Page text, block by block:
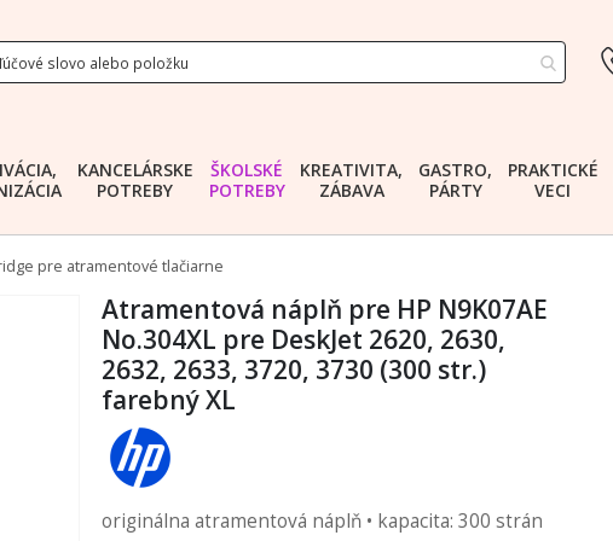
KANCELÁRSKE
POTREBY
ŠKOLSKÉ
POTREBY
KREATIVITA,
ZÁBAVA
GASTRO,
PÁRTY
PRAKTICKÉ
VECI
pre atramentové tlačiarne
Atramentová náplň pre HP N9K07AE
No.304XL pre DeskJet 2620, 2630,
2632, 2633, 3720, 3730 (300 str.)
farebný XL
originálna atramentová náplň • kapacita: 300 strán